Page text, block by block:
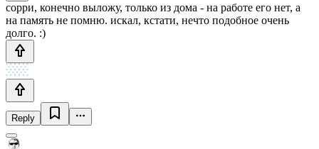
сорри, конечно выложу, только из дома - на работе его нет, а
на память не помню. искал, кстати, нечто подобное очень
долго. :)
Reply